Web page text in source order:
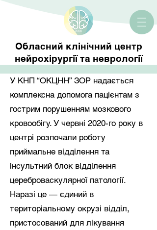
Обласний клінічний центр
нейрохірургії та неврології
У КНП “ОКЦНН” ЗОР надається
комплексна допомога пацієнтам з
гострим порушенням мозкового
кровообігу. У червні 2020-го року в
центрі розпочали роботу
приймальне відділення та
інсультний блок відділення
цереброваскулярної патології.
Наразі це — єдиний в
територіальному окрузі відділ,
пристосований для лікування